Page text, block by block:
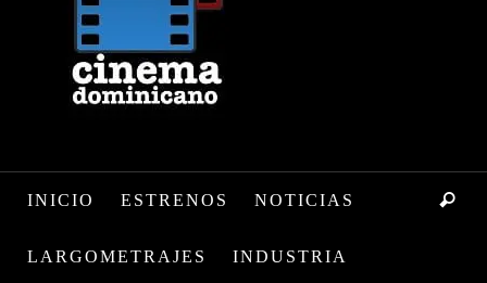
INICIO ESTRENOS NOTICIAS
LARGOMETRAJES INDUSTRIA